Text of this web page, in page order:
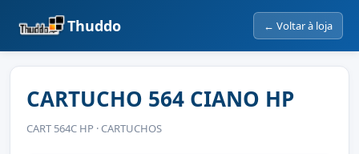
Thuddo ← Voltar à loja
CARTUCHO 564 CIANO HP
CART 564C HP · CARTUCHOS